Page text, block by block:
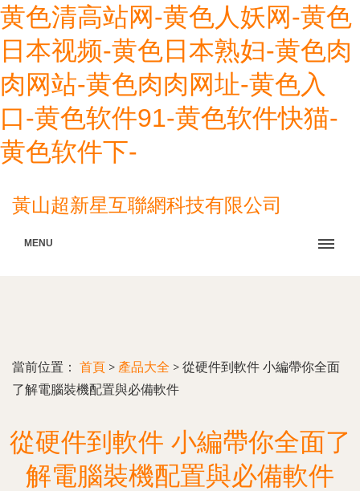
黄色清高站网-黄色人妖网-黄色
日本视频-黄色日本熟妇-黄色肉
肉网站-黄色肉肉网址-黄色入
口-黄色软件91-黄色软件快猫-
黄色软件下-
黃山超新星互聯網科技有限公司
MENU
當前位置： 首頁 > 產品大全 > 從硬件到軟件 小編帶你全面
了解電腦裝機配置與必備軟件
從硬件到軟件 小編帶你全面了
解電腦裝機配置與必備軟件